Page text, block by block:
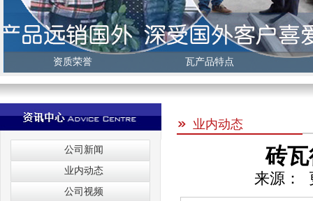
资质荣誉 瓦产品特点
公司新闻
业内动态
公司视频
业内动态
砖
来源：